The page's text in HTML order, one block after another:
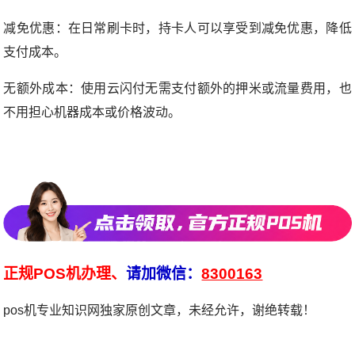
减免优惠：在日常刷卡时，持卡人可以享受到减免优惠，降低
支付成本。
无额外成本：使用云闪付无需支付额外的押米或流量费用，也
不用担心机器成本或价格波动。
正规POS机办理、请加微信：8300163
pos机专业知识网独家原创文章，未经允许，谢绝转载！